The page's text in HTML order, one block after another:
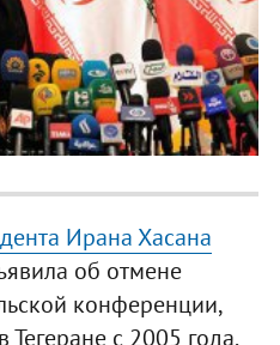
Ирана Хасана
об отмене
конференции,
с 2005 года.